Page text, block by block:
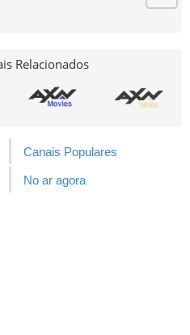
Relacionados
Canais Populares
No ar agora